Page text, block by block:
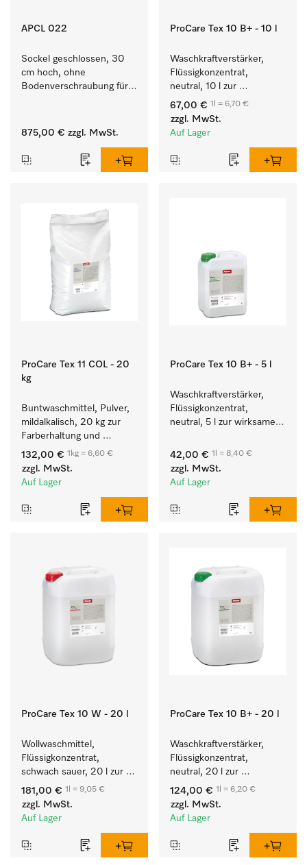
APCL 022
Sockel geschlossen, 30
cm hoch, ohne
Bodenverschraubung für
Waschmaschine und
875,00 € zzgl. MwSt.
ProCare Tex 10 B+ - 10 l
Waschkraftverstärker,
Flüssigkonzentrat,
neutral, 10 l zur
wirksamen Entfernung
von Fettverschmutzungen.
67,00 € 1l = 6,70 €
zzgl. MwSt.
Auf Lager
ProCare Tex 11 COL - 20
kg
Buntwaschmittel, Pulver,
mildalkalisch, 20 kg zur
Farberhaltung und
Reinigung von
Buntwäsche.
132,00 € 1kg = 6,60 €
zzgl. MwSt.
Auf Lager
ProCare Tex 10 B+ - 5 l
Waschkraftverstärker,
Flüssigkonzentrat,
neutral, 5 l zur wirksamen
Fettverschmutzungen.
42,00 € 1l = 8,40 €
zzgl. MwSt.
Auf Lager
ProCare Tex 10 W - 20 l
Wollwaschmittel,
Flüssigkonzentrat,
schwach sauer, 20 l zur
maschinellen Reinigung
von Wolle.
181,00 € 1l = 9,05 €
zzgl. MwSt.
Auf Lager
ProCare Tex 10 B+ - 20 l
Waschkraftverstärker,
Flüssigkonzentrat,
neutral, 20 l zur
wirksamen Entfernung
von Fettverschmutzungen.
124,00 € 1l = 6,20 €
zzgl. MwSt.
Auf Lager